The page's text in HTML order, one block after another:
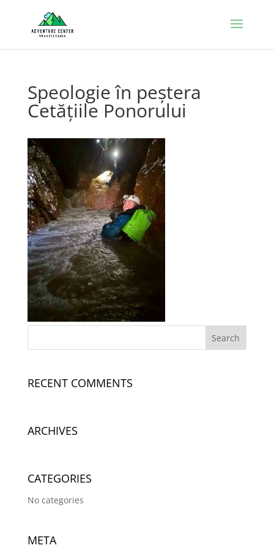
Speologie în peștera
Cetățiile Ponorului
RECENT COMMENTS
ARCHIVES
CATEGORIES
No categories
META